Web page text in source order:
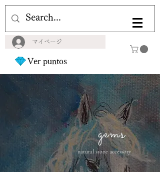
マイページ
Ver puntos
gems
natural stone accessory